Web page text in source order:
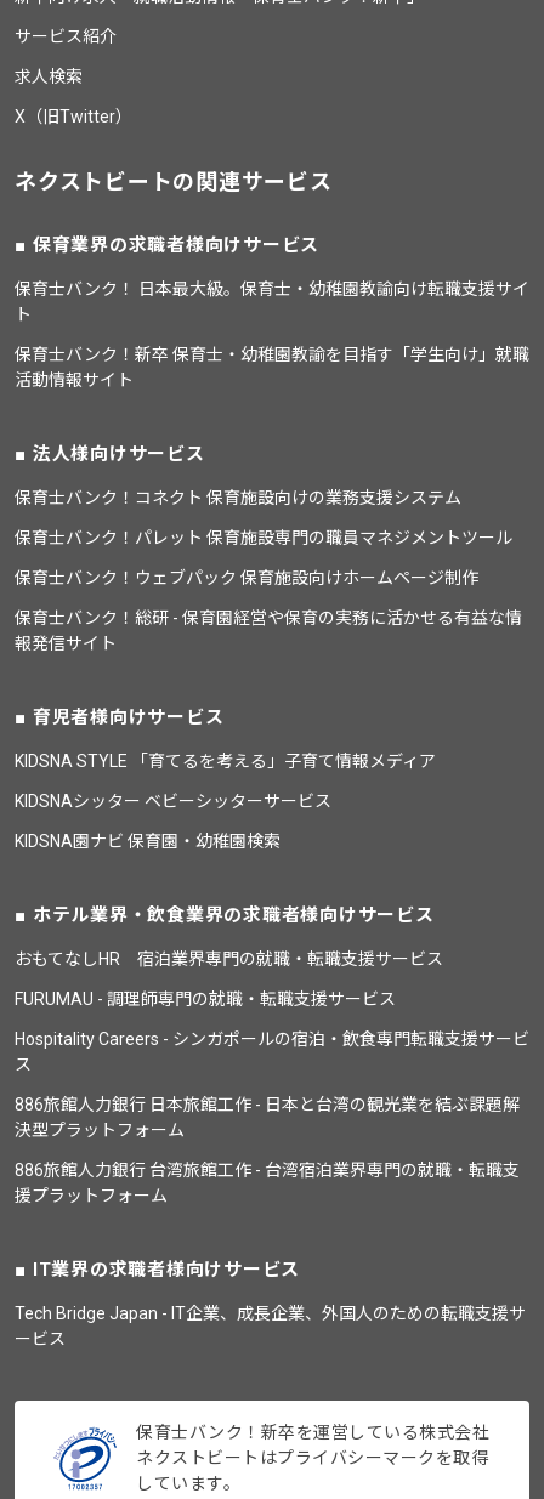
サービス紹介
求人検索
X（旧Twitter）
ネクストビートの関連サービス
保育業界の求職者様向けサービス
保育士バンク！ 日本最大級。保育士・幼稚園教諭向け転職支援サイ
ト
保育士バンク！新卒 保育士・幼稚園教諭を目指す「学生向け」就職
活動情報サイト
法人様向けサービス
保育士バンク！コネクト 保育施設向けの業務支援システム
保育士バンク！パレット 保育施設専門の職員マネジメントツール
保育士バンク！ウェブパック 保育施設向けホームページ制作
保育士バンク！総研 - 保育園経営や保育の実務に活かせる有益な情
報発信サイト
育児者様向けサービス
KIDSNA STYLE 「育てるを考える」子育て情報メディア
KIDSNAシッター ベビーシッターサービス
KIDSNA園ナビ 保育園・幼稚園検索
ホテル業界・飲食業界の求職者様向けサービス
おもてなしHR 宿泊業界専門の就職・転職支援サービス
FURUMAU - 調理師専門の就職・転職支援サービス
Hospitality Careers - シンガポールの宿泊・飲食専門転職支援サービ
ス
886旅館人力銀行 日本旅館工作 - 日本と台湾の観光業を結ぶ課題解
決型プラットフォーム
886旅館人力銀行 台湾旅館工作 - 台湾宿泊業界専門の就職・転職支
援プラットフォーム
IT業界の求職者様向けサービス
Tech Bridge Japan - IT企業、成長企業、外国人のための転職支援サ
ービス
保育士バンク！新卒を運営している株式会社
ネクストビートはプライバシーマークを取得
しています。